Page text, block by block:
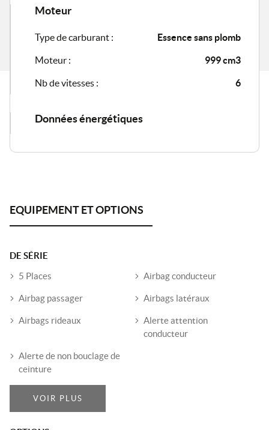
Moteur
Type de carburant : Essence sans plomb
Moteur : 999 cm3
Nb de vitesses : 6
Données énergétiques
DE SÉRIE
5 Places
Airbag conducteur
Airbag passager Airbags latéraux
Airbags rideaux
Alerte attention
conducteur
Alerte de non bouclage de
ceinture
VOIR PLUS